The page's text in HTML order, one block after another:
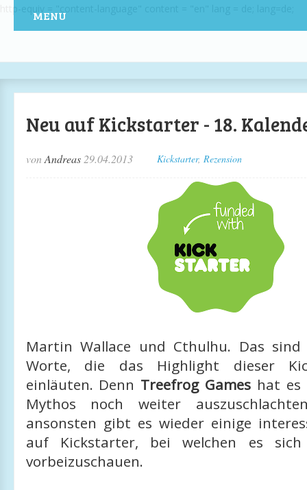
MENU
Neu auf Kickstarter - 18.
vonAndreas 29.04.2013 Kickstarter, Rezension
Martin Wallace und Cthulhu. Das
Worte, die das Highlight dieser
einläuten. Denn Treefrog Games hat es
Mythos noch weiter
ansonsten gibt es wieder einige
auf Kickstarter, bei welchen es
vorbeizuschauen.